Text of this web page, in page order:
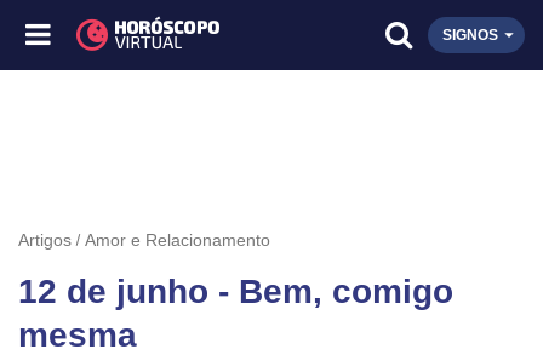
SIGNOS
Artigos Amor e Relacionamento
12 de junho - Bem, comigo
mesma